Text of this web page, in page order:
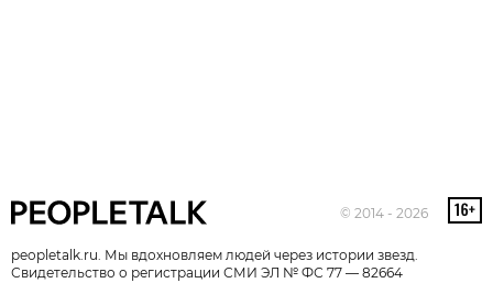
© 2014 - 2026
peopletalk.ru. Мы вдохновляем людей через истории звезд.
Свидетельство о регистрации СМИ ЭЛ № ФС 77 — 82664